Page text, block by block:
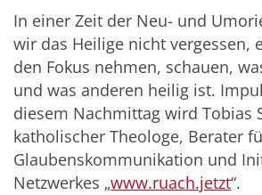
In einer Zeit der Neu- und
wir das Heilige nicht vergessen,
den Fokus nehmen, schauen,
und was anderen heilig ist.
diesem Nachmittag wird Tobias
katholischer Theologe, Berater
Glaubenskommunikation und
Netzwerkes „www.ruach.jetzt“.